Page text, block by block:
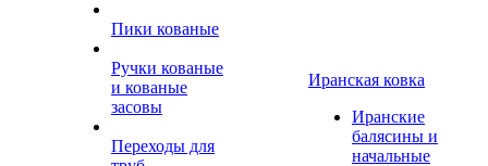
Пики кованые
Ручки кованые
и кованые
засовы
Переходы для
Иранская ковка
Иранские
балясины и
начальные